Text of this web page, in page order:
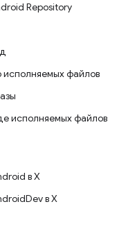
Repository
файлов
исполняемых файлов
в X
в X